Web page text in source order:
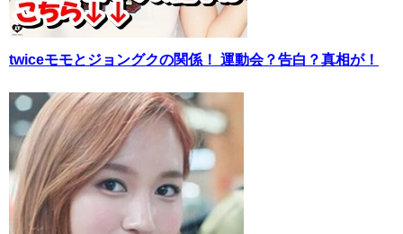
twiceモモとジョングクの関係！ 運動会？告白？真相が！